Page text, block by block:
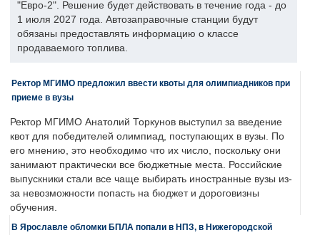
"Евро-2". Решение будет действовать в течение года - до
1 июля 2027 года. Автозаправочные станции будут
обязаны предоставлять информацию о классе
продаваемого топлива.
Ректор МГИМО предложил ввести квоты для олимпиадников при
приеме в вузы
Ректор МГИМО Анатолий Торкунов выступил за введение
квот для победителей олимпиад, поступающих в вузы. По
его мнению, это необходимо что их число, поскольку они
занимают практически все бюджетные места. Российские
выпускники стали все чаще выбирать иностранные вузы из-
за невозможности попасть на бюджет и дороговизны
обучения.
В Ярославле обломки БПЛА попали в НПЗ, в Нижегородской